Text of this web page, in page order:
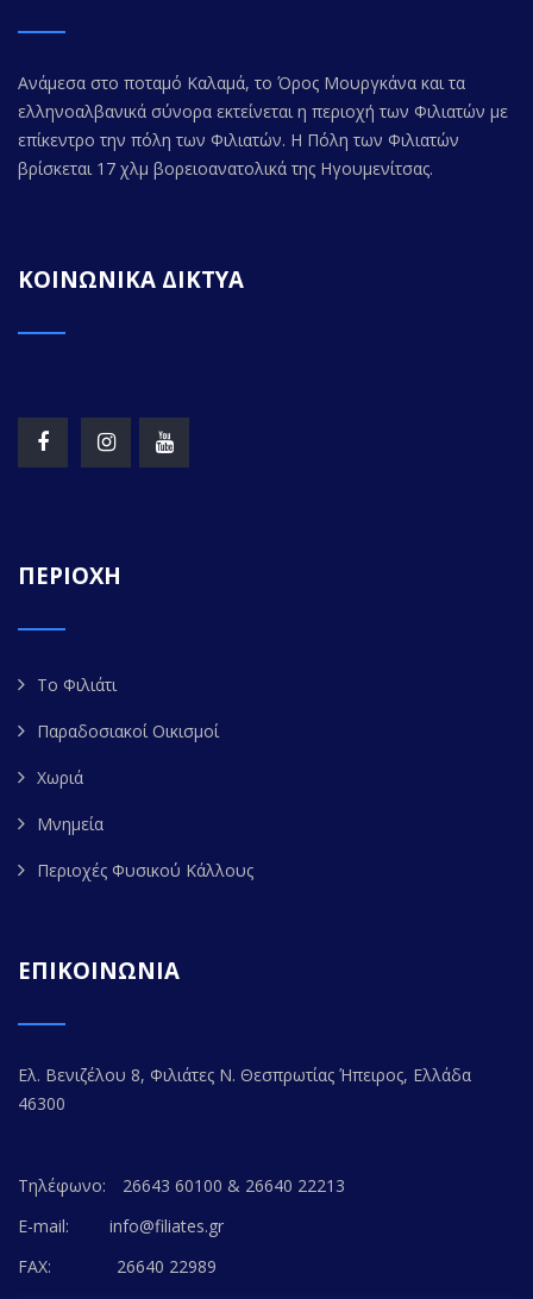
Ανάμεσα στο ποταμό Καλαμά, το Όρος Μουργκάνα και τα
ελληνοαλβανικά σύνορα εκτείνεται η περιοχή των Φιλιατών με
επίκεντρο την πόλη των Φιλιατών. Η Πόλη των Φιλιατών
βρίσκεται 17 χλμ βορειοανατολικά της Ηγουμενίτσας.
ΚΟΙΝΩΝΙΚΑ ΔΙΚΤΥΑ
ΠΕΡΙΟΧΗ
Το Φιλιάτι
Παραδοσιακοί Οικισμοί
Χωριά
Μνημεία
Περιοχές Φυσικού Κάλλους
ΕΠΙΚΟΙΝΩΝΙΑ
Ελ. Βενιζέλου 8, Φιλιάτες Ν. Θεσπρωτίας Ήπειρος, Ελλάδα
46300
Τηλέφωνο:
26643 60100 & 26640 22213
E-mail:
info@filiates.gr
FAX:
26640 22989